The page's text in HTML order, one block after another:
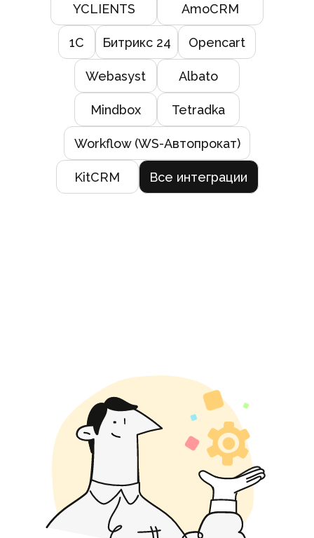
YCLIENTS AmoCRM
1C Битрикс 24 Opencart
Webasyst Albato
Mindbox Tetradka
Workflow (WS-Автопрокат)
KitCRM Все интеграции